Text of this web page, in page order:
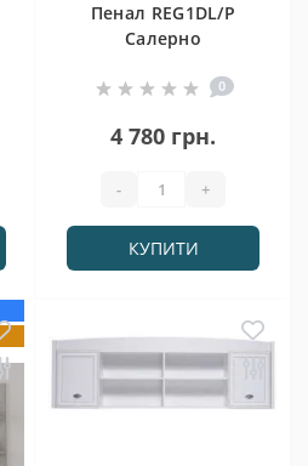
Пенал REG1DL/P
Салерно
0
4 780 грн.
- +
КУПИТИ